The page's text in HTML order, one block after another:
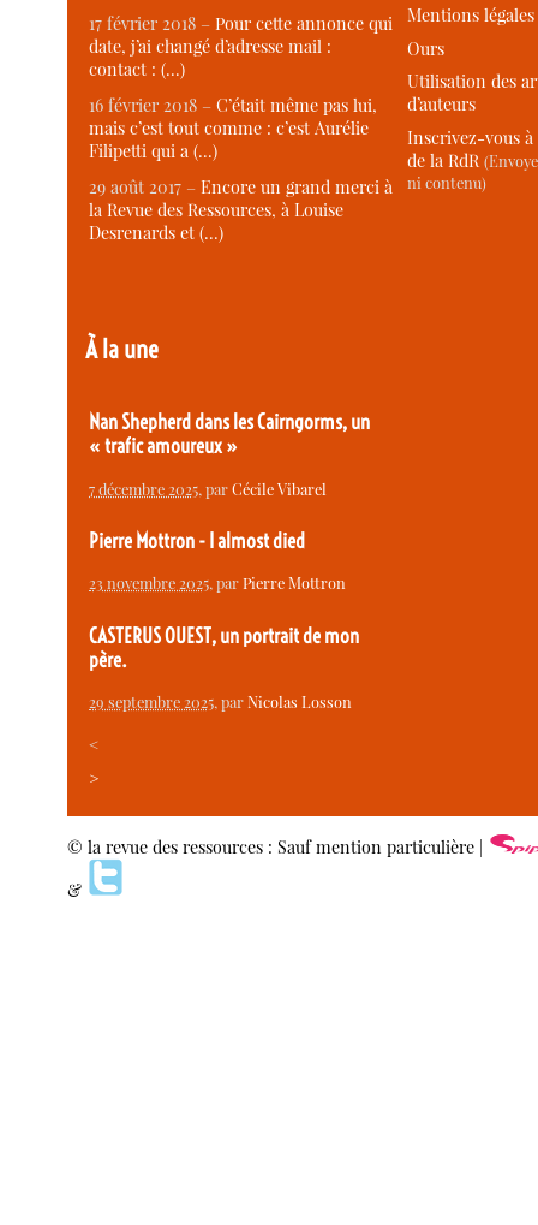
17 février 2018 –Pour cette annonce qui
date, j’ai changé d’adresse mail :
contact : (…)
16 février 2018 –C’était même pas lui,
mais c’est tout comme : c’est Aurélie
Filipetti qui a (…)
29 août 2017 –Encore un grand merci à
la Revue des Ressources, à Louise
Desrenards et (…)
À la une
Nan Shepherd dans les Cairngorms, un
« trafic amoureux »
7 décembre 2025, parCécile Vibarel
Pierre Mottron - I almost died
23 novembre 2025, parPierre Mottron
CASTERUS OUEST, un portrait de mon
père.
29 septembre 2025, parNicolas Losson
<
>
Mentions légales
Ours
Utilisation des
d’auteurs
Inscrivez-vous
de la RdR
ni contenu)
© la revue des ressources : Sauf mention particulière |
&